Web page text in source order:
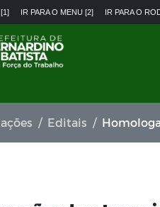
IR PARA O MENU [2] IR PARA O
Editais Homologação